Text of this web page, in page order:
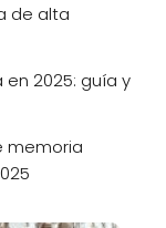
de alta
2025: guía y
memoria